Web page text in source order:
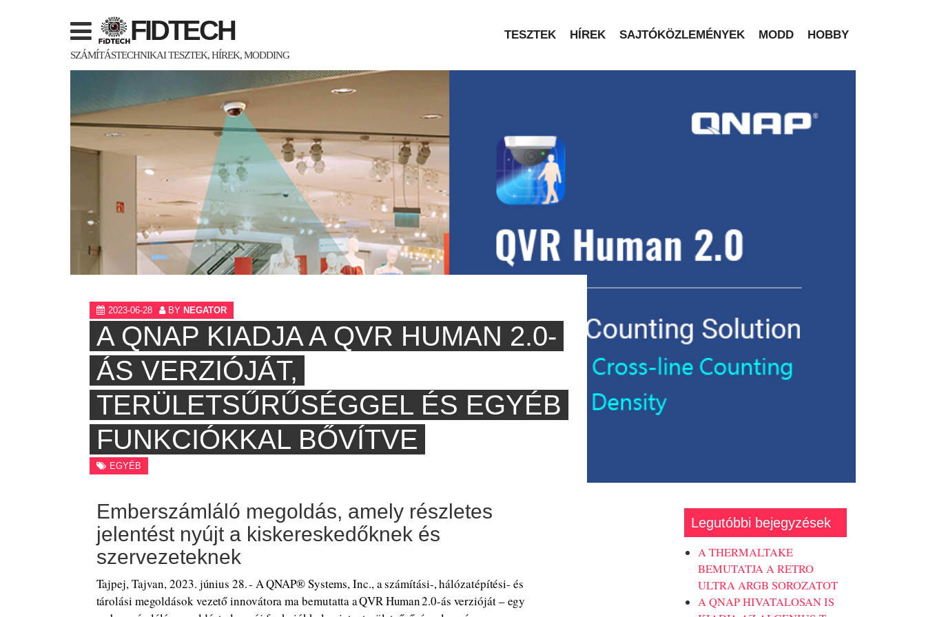
FIDTECH
SZÁMÍTÁSTECHNIKAI TESZTEK, HÍREK, MODDING
TESZTEK HÍREK SAJTÓKÖZLEMÉNYEK MODD HOBBY
2023-06-28 BY NEGATOR
A QNAP KIADJA A QVR HUMAN 2.0-
ÁS VERZIÓJÁT,
TERÜLETSŰRŰSÉGGEL ÉS EGYÉB
FUNKCIÓKKAL BŐVÍTVE
EGYÉB
Emberszámláló megoldás, amely részletes
jelentést nyújt a kiskereskedőknek és
szervezeteknek
Tajpej, Tajvan, 2023. június 28. - A QNAP® Systems, Inc., a számítási-, hálózatépítési- és
tárolási megoldások vezető innovátora ma bemutatta a QVR Human 2.0-ás verzióját – egy
Legutóbbi bejegyzések
A THERMALTAKE
BEMUTATJA A RETRO
ULTRA ARGB SOROZATOT
A QNAP HIVATALOSAN IS